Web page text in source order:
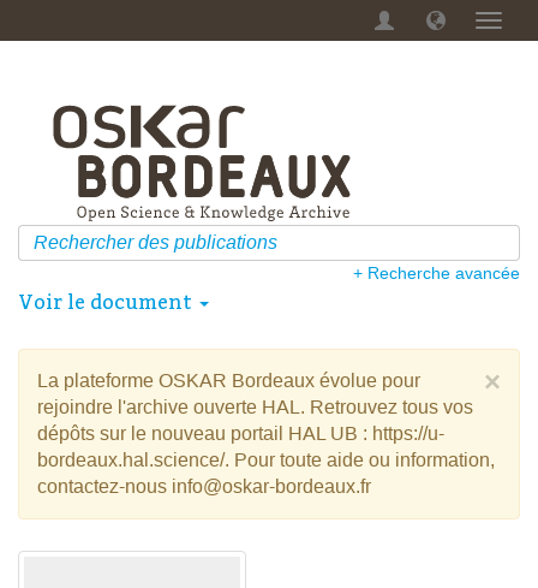
Menu
+ Recherche avancée
Voir le document
×
La plateforme OSKAR Bordeaux évolue pour
rejoindre l'archive ouverte HAL. Retrouvez tous vos
dépôts sur le nouveau portail HAL UB : https://u-
bordeaux.hal.science/. Pour toute aide ou information,
contactez-nous info@oskar-bordeaux.fr